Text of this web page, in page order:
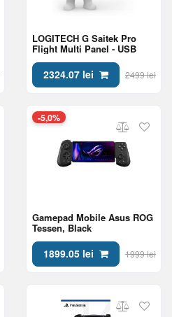
LOGITECH G Saitek Pro
Flight Multi Panel - USB
2324.07 lei 2499 lei
-5,0%
Gamepad Mobile Asus ROG
Tessen, Black
1899.05 lei 1999 lei